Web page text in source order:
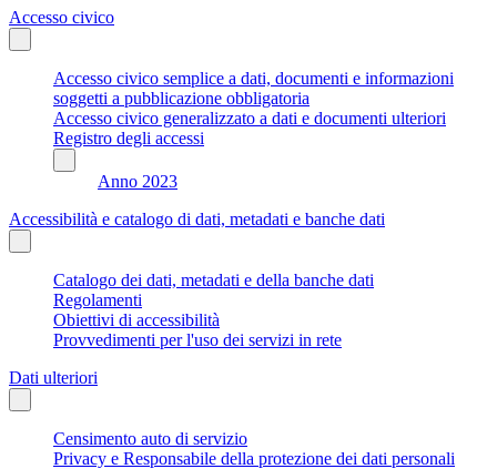
Accesso civico
Accesso civico semplice a dati, documenti e informazioni
soggetti a pubblicazione obbligatoria
Accesso civico generalizzato a dati e documenti ulteriori
Registro degli accessi
Anno 2023
Accessibilità e catalogo di dati, metadati e banche dati
Catalogo dei dati, metadati e della banche dati
Regolamenti
Obiettivi di accessibilità
Provvedimenti per l'uso dei servizi in rete
Dati ulteriori
Censimento auto di servizio
Privacy e Responsabile della protezione dei dati personali